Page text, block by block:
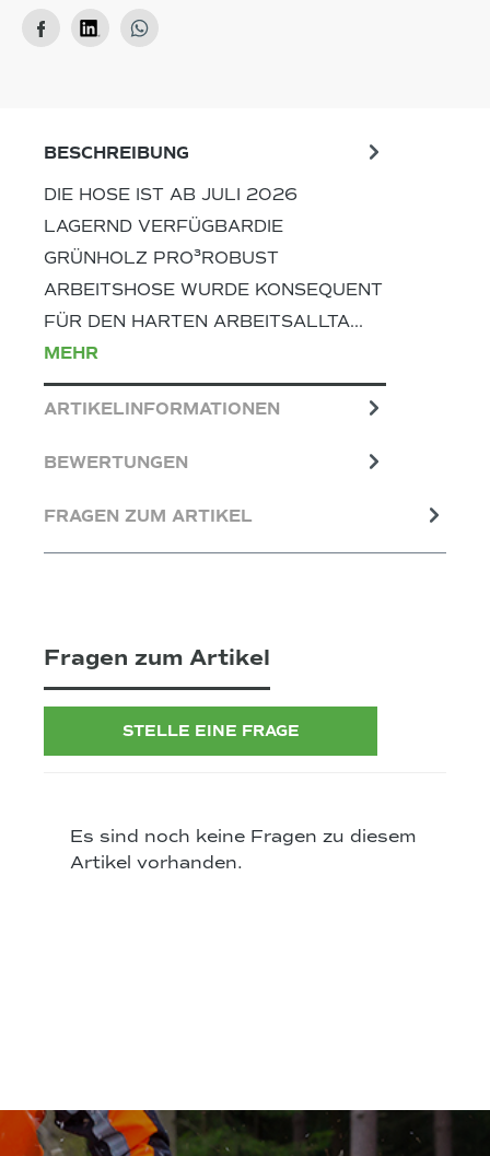
BESCHREIBUNG
DIE HOSE IST AB JULI 2026
LAGERND VERFÜGBARDIE
GRÜNHOLZ PRO³ROBUST
ARBEITSHOSE WURDE KONSEQUENT
FÜR DEN HARTEN ARBEITSALLTA…
MEHR
ARTIKELINFORMATIONEN
BEWERTUNGEN
FRAGEN ZUM ARTIKEL
Fragen zum Artikel
STELLE EINE FRAGE
Es sind noch keine Fragen zu diesem
Artikel vorhanden.